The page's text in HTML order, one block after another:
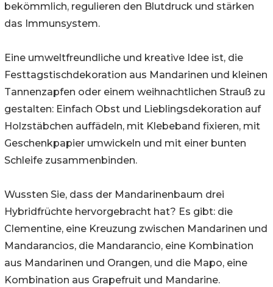
bekömmlich, regulieren den Blutdruck und stärken
das Immunsystem.
Eine umweltfreundliche und kreative Idee ist, die
Festtagstischdekoration aus Mandarinen und kleinen
Tannenzapfen oder einem weihnachtlichen Strauß zu
gestalten: Einfach Obst und Lieblingsdekoration auf
Holzstäbchen auffädeln, mit Klebeband fixieren, mit
Geschenkpapier umwickeln und mit einer bunten
Schleife zusammenbinden.
Wussten Sie, dass der Mandarinenbaum drei
Hybridfrüchte hervorgebracht hat? Es gibt: die
Clementine, eine Kreuzung zwischen Mandarinen und
Mandarancios, die Mandarancio, eine Kombination
aus Mandarinen und Orangen, und die Mapo, eine
Kombination aus Grapefruit und Mandarine.